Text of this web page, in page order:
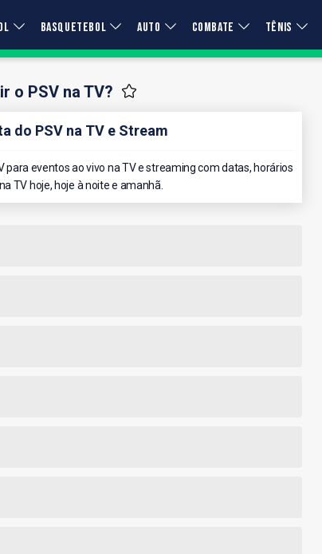
BASQUETEBOL AUTO COMBATE TÊNIS
o PSV na TV?
do PSV na TV e Stream
eventos ao vivo na TV e streaming com datas, horários
TV hoje, hoje à noite e amanhã.